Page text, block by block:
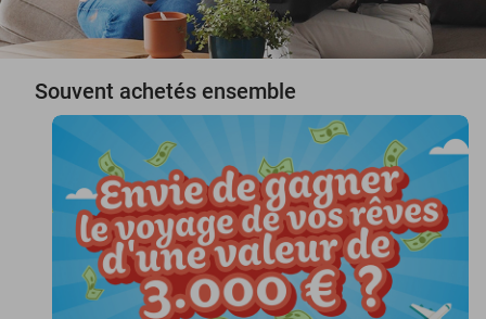
Souvent achetés ensemble